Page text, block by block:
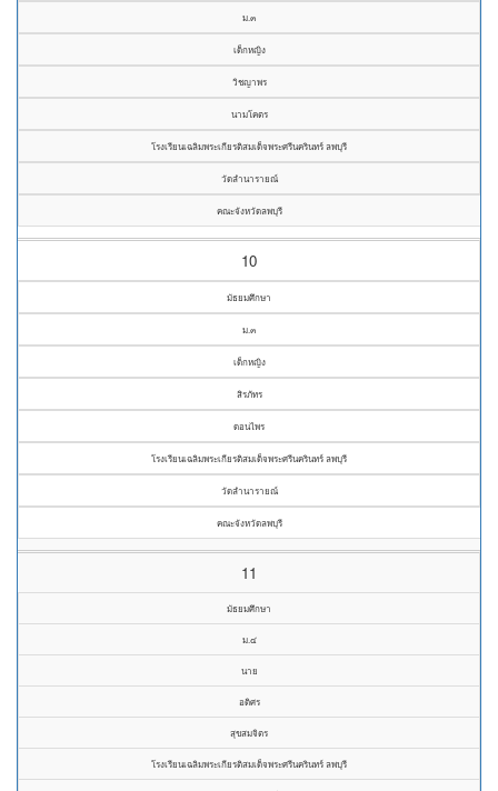
ม.๓
เด็กหญิง
วิชญาพร
นามโคตร
โรงเรียนเฉลิมพระเกียรติสมเด็จพระศรีนครินทร์ ลพบุรี
วัดลำนารายณ์
คณะจังหวัดลพบุรี
10
มัธยมศึกษา
ม.๓
เด็กหญิง
สิรภัทร
ดอนไพร
โรงเรียนเฉลิมพระเกียรติสมเด็จพระศรีนครินทร์ ลพบุรี
วัดลำนารายณ์
คณะจังหวัดลพบุรี
11
มัธยมศึกษา
ม.๔
นาย
อดิศร
สุขสมจิตร
โรงเรียนเฉลิมพระเกียรติสมเด็จพระศรีนครินทร์ ลพบุรี